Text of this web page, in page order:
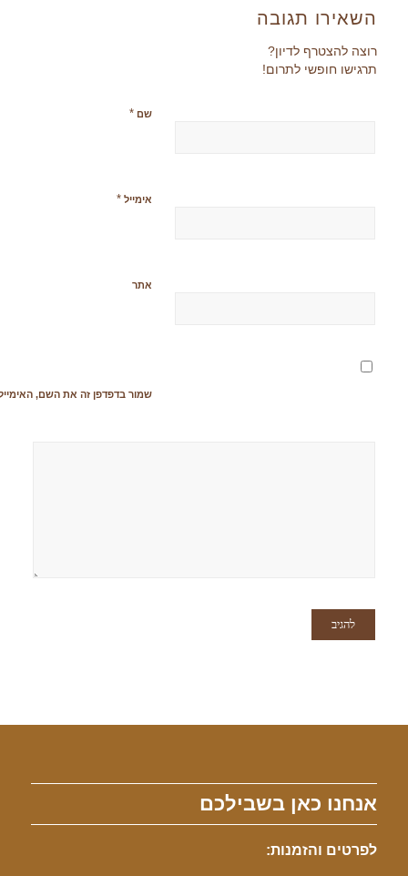
השאירו תגובה
רוצה להצטרף לדיון?
תרגישו חופשי לתרום!
שם *
אימייל *
אתר
שמור בדפדפן זה את השם,
אנחנו כאן בשבילכם
לפרטים והזמנות: